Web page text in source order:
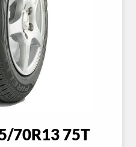
70R13 75T